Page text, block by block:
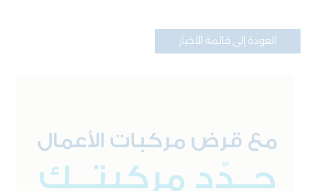
العودة إلى قائمة الأخبار